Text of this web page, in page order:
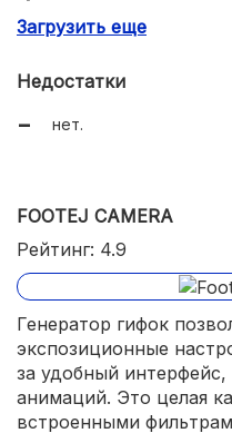
оригинальные эффекты.
Загрузить еще
Недостатки
нет.
FOOTEJ CAMERA
Рейтинг: 4.9
Генератор гифок
экспозиционные
за удобный интерфейс,
анимаций. Это целая
встроенными